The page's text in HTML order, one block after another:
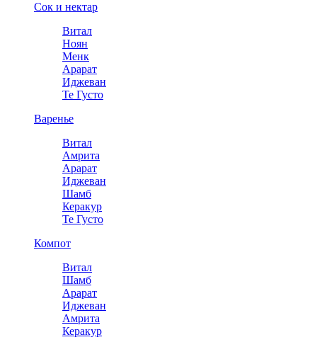
Сок и нектар
Витал
Ноян
Менк
Арарат
Иджеван
Те Густо
Варенье
Витал
Амрита
Арарат
Иджеван
Шамб
Керакур
Те Густо
Компот
Витал
Шамб
Арарат
Иджеван
Амрита
Керакур